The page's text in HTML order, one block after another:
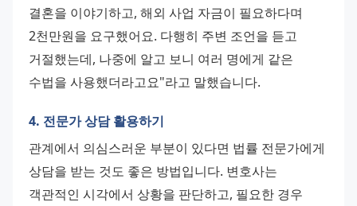
결혼을 이야기하고, 해외 사업 자금이 필요하다며
2천만원을 요구했어요. 다행히 주변 조언을 듣고
거절했는데, 나중에 알고 보니 여러 명에게 같은
수법을 사용했더라고요"라고 말했습니다.
4. 전문가 상담 활용하기
관계에서 의심스러운 부분이 있다면 법률 전문가에게
상담을 받는 것도 좋은 방법입니다. 변호사는
객관적인 시각에서 상황을 판단하고, 필요한 경우